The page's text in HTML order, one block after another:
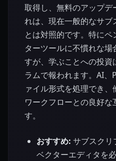
取得し、無料のアップデ
れは、現在一般的なサ
とは対照的です。特にペ
ターツールに不慣れな場
すが、学ぶことへの投
ラムで報われます。AI、
ァイル形式を処理でき
ワークフローとの良好な
す。
おすすめ: サブスクリ
ベクターエディタを